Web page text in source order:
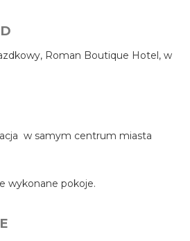
Roman Boutique Hotel, w
w samym centrum miasta
wykonane pokoje.